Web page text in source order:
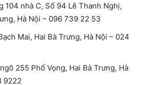
104 nhà C, Số 94 Lê Thanh Nghị,
Hà Nội – 096 739 22 53
Mai, Hai Bà Trưng, Hà Nội – 024
255 Phố Vọng, Hai Bà Trưng, Hà
9222